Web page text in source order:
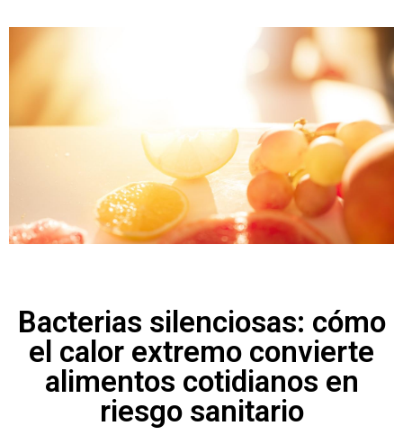
Bacterias silenciosas: cómo
el calor extremo convierte
alimentos cotidianos en
riesgo sanitario